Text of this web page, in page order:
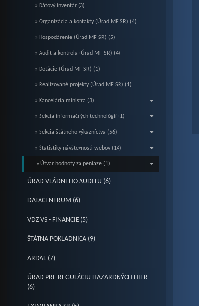
» Dátový inventár (3)
» Organizácia a kontakty (Úrad MF SR) (4)
» Hospodárenie (Úrad MF SR) (5)
» Audit a kontrola (Úrad MF SR) (4)
» Dotácie (Úrad MF SR) (1)
» Realizované projekty (Úrad MF SR) (1)
» Kancelária ministra (3)
» Sekcia informačných technológií (1)
» Sekcia štátneho výkazníctva (56)
» Štatistiky návštevnosti webov (14)
» Útvar hodnoty za peniaze (1)
ÚRAD VLÁDNEHO AUDITU (6)
DATACENTRUM (6)
VDZ VS - FINANCIE (5)
ŠTÁTNA POKLADNICA (9)
ARDAL (7)
ÚRAD PRE REGULÁCIU HAZARDNÝCH HIER
(6)